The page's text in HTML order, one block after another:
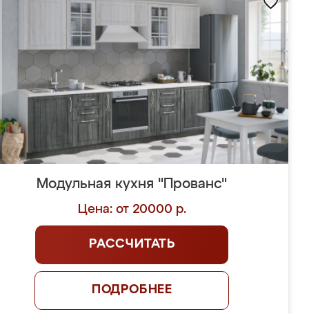
Модульная кухня "Прованс"
Цена: от 20000 р.
РАССЧИТАТЬ
ПОДРОБНЕЕ